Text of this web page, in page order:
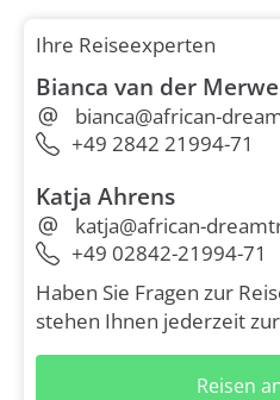
Ihre Reiseexperten
Bianca van der Merwe
bianca@african-
+49 2842 21994-71
Katja Ahrens
katja@african-
+49 02842-21994-71
Haben Sie Fragen zur
stehen Ihnen jederzeit
Reisen